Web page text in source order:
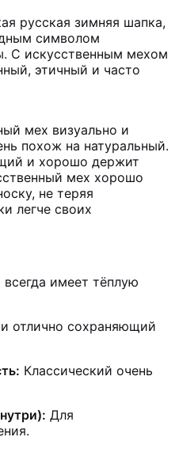
русская зимняя шапка,
символом
С искусственным мехом
этичный и часто
мех визуально и
похож на натуральный.
и хорошо держит
мех хорошо
не теряя
легче своих
имеет тёплую
отлично сохраняющий
Классический очень
Для